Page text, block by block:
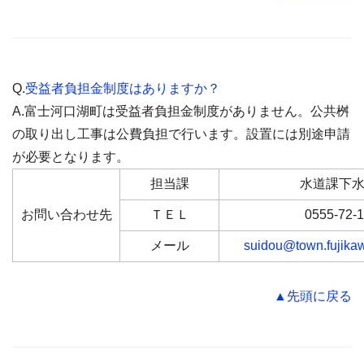
Q.受益者負担金制度はありますか？
A.富士河口湖町は受益者負担金制度がありません。公共桝
の取り出し工事は公費負担で行います。設置には別途申請
が必要となります。
お問い合わせ先
担当課 水道課下
ＴＥＬ 0555-72-
メール
▲先頭に戻る